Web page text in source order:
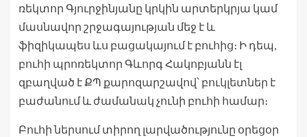
ռեկտոր Գյուրջինյանը կրկին արտերկրյա կամ
մասնավոր շրջագայության մեջ է և
ֆիզիկապես ևս բացակայում է բուհից։ Ի դեպ,
բուհի պրոռեկտոր Գևորգ Հակոբյանն էլ
զբաղված է ՔՊ քարոզարշավով՝ բուկլետներ է
բաժանում և ժամանակ չունի բուհի համար։
Բուհի ներսում տիրող լարվածությունը օրեցօր